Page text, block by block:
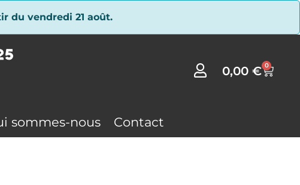
du vendredi 21 août.
0,00€ 0
sommes-nous Contact